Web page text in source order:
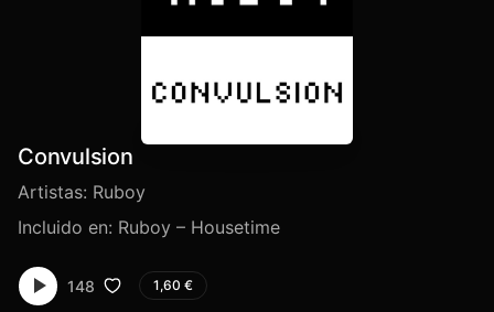
Convulsion
Artistas: Ruboy
Incluido en: Ruboy – Housetime
148 1,60 €